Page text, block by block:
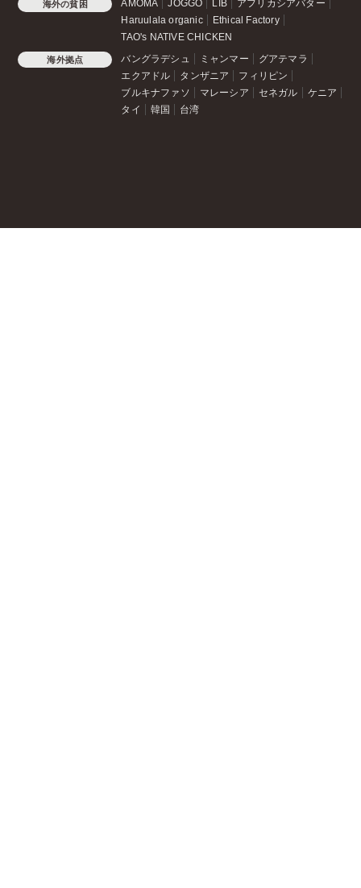
海外の貧困 AMOMA JOGGO LIB
アフリカシアバター
Haruulala organic
Ethical Factory
TAO's NATIVE CHICKEN
海外拠点 バングラデシュ ミャンマー
グアテマラ
エクアドル
タンザニア
フィリピン
ブルキナファソ
マレーシア セネガル
ケニア
タイ
韓国 台湾